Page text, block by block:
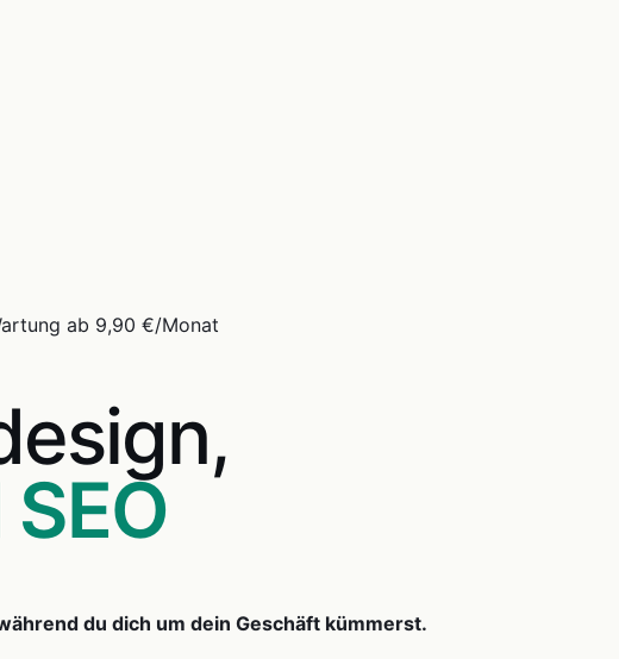
ab 9,90 €/Monat
du dich um dein Geschäft kümmerst.